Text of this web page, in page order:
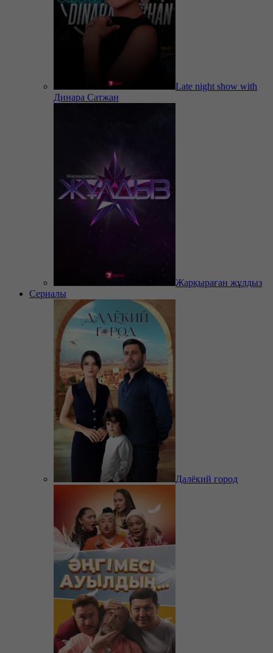
Late night show with
Динара Сатжан
Жарқыраған жұлдыз
Сериалы
Далёкий город